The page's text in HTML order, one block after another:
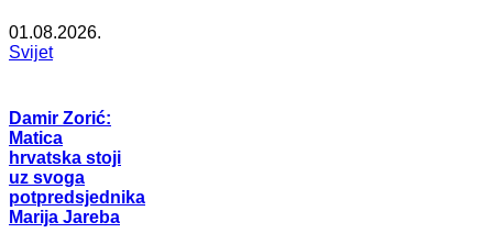
01.08.2026.
Svijet
Damir Zorić:
Matica
hrvatska stoji
uz svoga
potpredsjednika
Marija Jareba